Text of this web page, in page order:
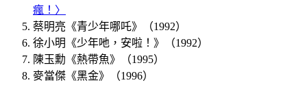
瘋！〉
蔡明亮《青少年哪吒》（1992）
徐小明《少年吔，安啦！》（1992）
陳玉勳《熱帶魚》（1995）
麥當傑《黑金》（1996）